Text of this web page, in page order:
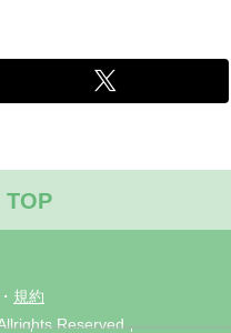
・ 規約
Reserved.